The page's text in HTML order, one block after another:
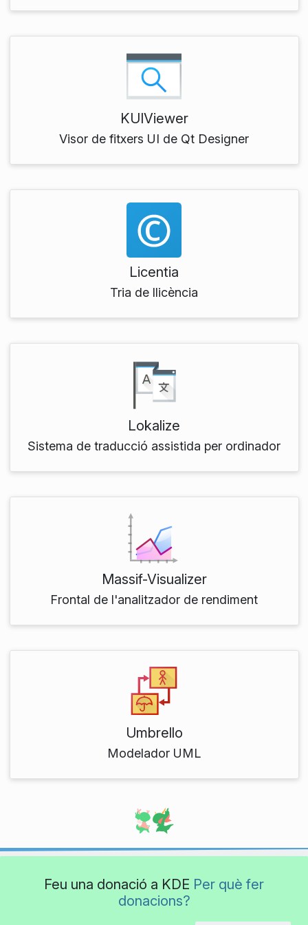
KUIViewer
Visor de fitxers UI de Qt Designer
Licentia
Tria de llicència
Lokalize
Sistema de traducció assistida per ordinador
Massif-Visualizer
Frontal de l'analitzador de rendiment
Umbrello
Modelador UML
Feu una donació a KDE Per què fer
donacions?